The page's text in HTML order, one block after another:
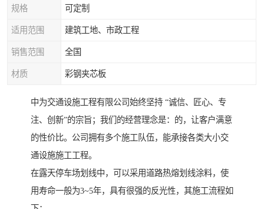
规格 可定制
适用范围 建筑工地、市政工程
销售范围 全国
材质 彩钢夹芯板
中为交通设施工程有限公司始终坚持 “诚信、匠心、专
注、创新”的宗旨；我们的经营理念是：的，让客户满意
的性价比。公司拥有多个施工队伍，能承接各类大小交
通设施施工工程。
在露天停车场划线中，可以采用道路热熔划线涂料，使
用寿命一般为3~5年，具有很强的反光性，其施工流程如